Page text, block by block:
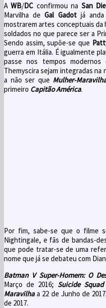
AWB/DC confirmou na San
Marvilha deGal Gadotjá anda
mostrarem artes conceptuais
soldados no que parece ser a
Sendo assim, supõe-se que
guerra em Itália. É igualmente
passe nos tempos
Themyscira sejam integradas na
a não ser que Mulher-
primeiro Capitão América.
Por fim, sabe-se que o filme
Nightingale, e fãs de bandas-
que pode tratar-se de uma
nome que já se debateu com
Batman V Super-Homem: O
Março de 2016; Suicide Squad
Maravilhaa 22 de Junho de
de 2017.